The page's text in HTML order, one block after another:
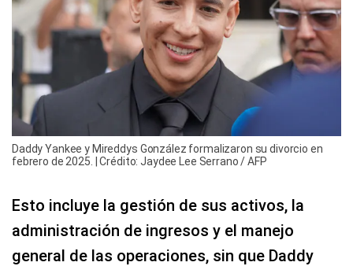
Daddy Yankee y Mireddys González formalizaron su divorcio en
febrero de 2025. | Crédito: Jaydee Lee Serrano / AFP
Esto incluye la gestión de sus activos, la
administración de ingresos y el manejo
general de las operaciones, sin que Daddy